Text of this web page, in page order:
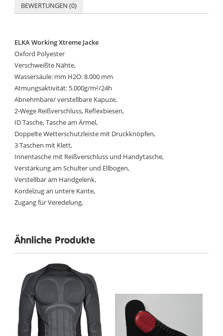
BEWERTUNGEN (0)
ELKA Working Xtreme Jacke
Oxford Polyester
Verschweißte Nähte,
Wassersäule: mm H2O: 8.000 mm
Atmungsaktivität: 5.000g/m²/24h
Abnehmbare/ verstellbare Kapuze,
2-Wege Reißverschluss, Reflexbiesen,
ID Tasche, Tasche am Ärmel,
Doppelte Wetterschutzleiste mit Druckknöpfen,
3 Taschen mit Klett,
Innentasche mit Reißverschluss und Handytasche,
Verstärkung am Schulter und Ellbogen,
Verstellbar am Handgelenk,
Kordelzug an untere Kante,
Zugang für Veredelung,
Ähnliche Produkte